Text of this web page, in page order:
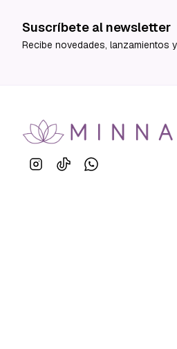
Suscríbete al newsletter
Recibe novedades, lanzamientos